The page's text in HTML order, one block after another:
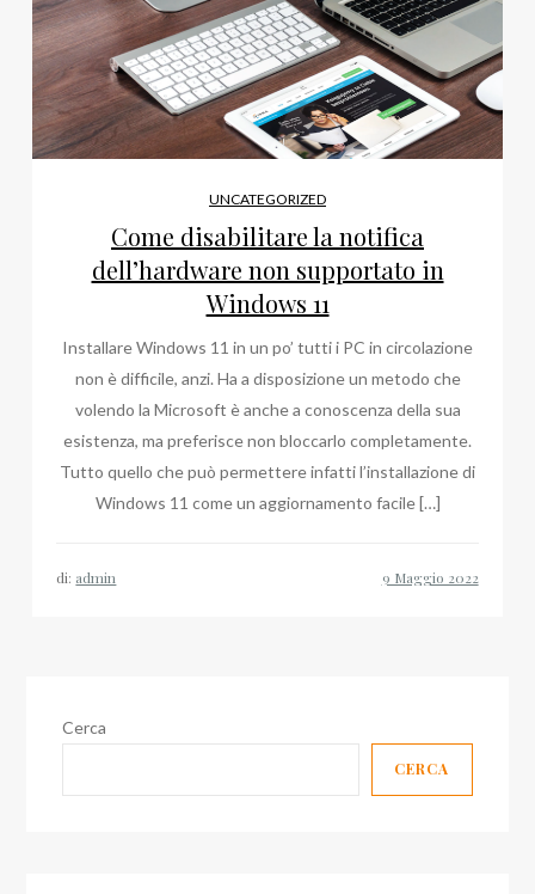
UNCATEGORIZED
Come disabilitare la notifica
dell’hardware non supportato in
Windows 11
Installare Windows 11 in un po’ tutti i PC in circolazione
non è difficile, anzi. Ha a disposizione un metodo che
volendo la Microsoft è anche a conoscenza della sua
esistenza, ma preferisce non bloccarlo completamente.
Tutto quello che può permettere infatti l’installazione di
Windows 11 come un aggiornamento facile […]
di: admin
Cerca
CERCA